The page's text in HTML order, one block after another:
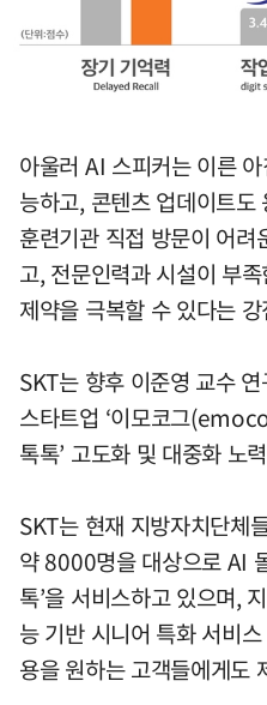
아울러 AI 스피커는 이른
능하고, 콘텐츠 업데이트
훈련기관 직접 방문이 어
고, 전문인력과 시설이 부
제약을 극복할 수 있다는
SKT는 향후 이준영 교수
스타트업 ‘이모코그
톡톡’ 고도화 및 대중화 노
SKT는 현재 지방자치단체
약 8000명을 대상으로 AI
톡’을 서비스하고 있으며,
능 기반 시니어 특화 서비
용을 원하는 고객들에게도